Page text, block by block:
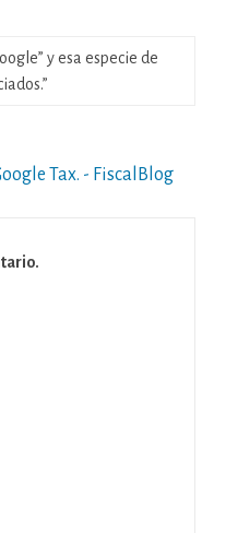
y esa especie de
”
Tax. - FiscalBlog